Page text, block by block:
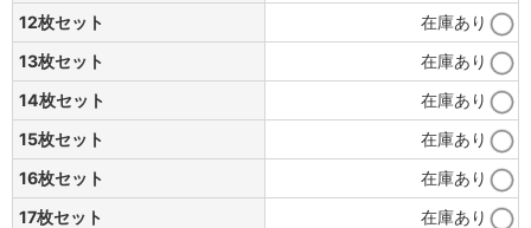
12枚セット
在庫あり
13枚セット
在庫あり
14枚セット
在庫あり
15枚セット
在庫あり
16枚セット
在庫あり
17枚セット
在庫あり